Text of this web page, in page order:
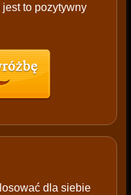
to pozytywny
dla siebie